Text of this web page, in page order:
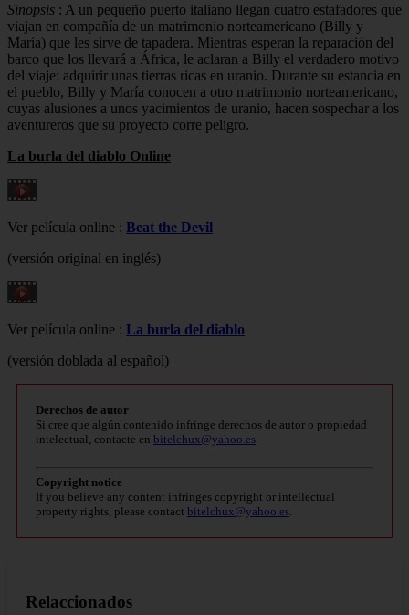
Sinopsis : A un pequeño puerto italiano llegan cuatro estafadores que
viajan en compañía de un matrimonio norteamericano (Billy y
María) que les sirve de tapadera. Mientras esperan la reparación del
barco que los llevará a África, le aclaran a Billy el verdadero motivo
del viaje: adquirir unas tierras ricas en uranio. Durante su estancia en
el pueblo, Billy y María conocen a otro matrimonio norteamericano,
cuyas alusiones a unos yacimientos de uranio, hacen sospechar a los
aventureros que su proyecto corre peligro.
La burla del diablo Online
Ver película online : Beat the Devil
(versión original en inglés)
Ver película online : La burla del diablo
(versión doblada al español)
Derechos de autor
Si cree que algún contenido infringe derechos de autor o propiedad
intelectual, contacte en bitelchux@yahoo.es
Copyright notice
If you believe any content infringes copyright or intellectual
property rights, please contact bitelchux@yahoo.es
Relaccionados